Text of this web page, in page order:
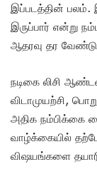
இப்படத்தின் பலம்.
இருப்பார் என்று
ஆதரவு தர
நடிகை லிசி
விடாமுயற்சி,
அதிக நம்பிக்கை
வாழ்க்கையில்
விஷயங்களை